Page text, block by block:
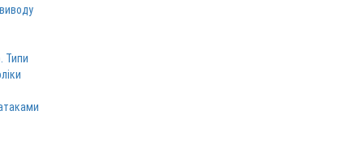
Типи